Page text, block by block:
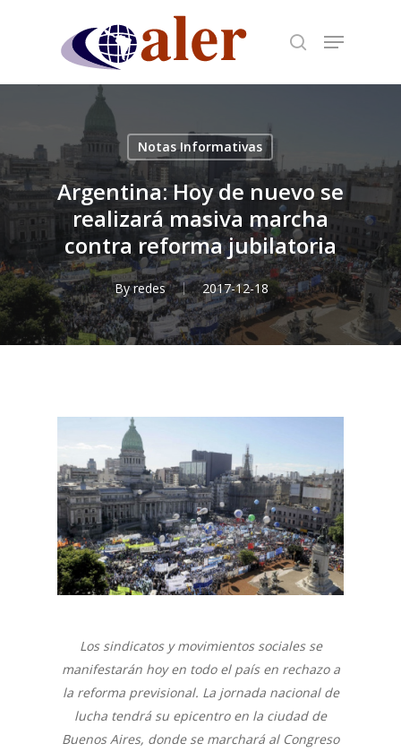
content
Notas Informativas
Argentina: Hoy de nuevo se
realizará masiva marcha
contra reforma jubilatoria
By redes 2017-12-18
Los sindicatos y movimientos sociales se
manifestarán hoy en todo el país en rechazo a
la reforma previsional. La jornada nacional de
lucha tendrá su epicentro en la ciudad de
Buenos Aires, donde se marchará al Congreso